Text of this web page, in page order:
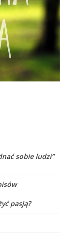
sobie ludzi”
pasją?